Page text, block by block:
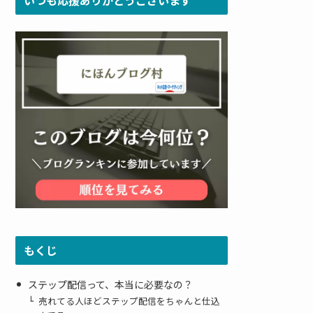
もくじ
ステップ配信って、本当に必要なの？
売れてる人ほどステップ配信をちゃんと仕込